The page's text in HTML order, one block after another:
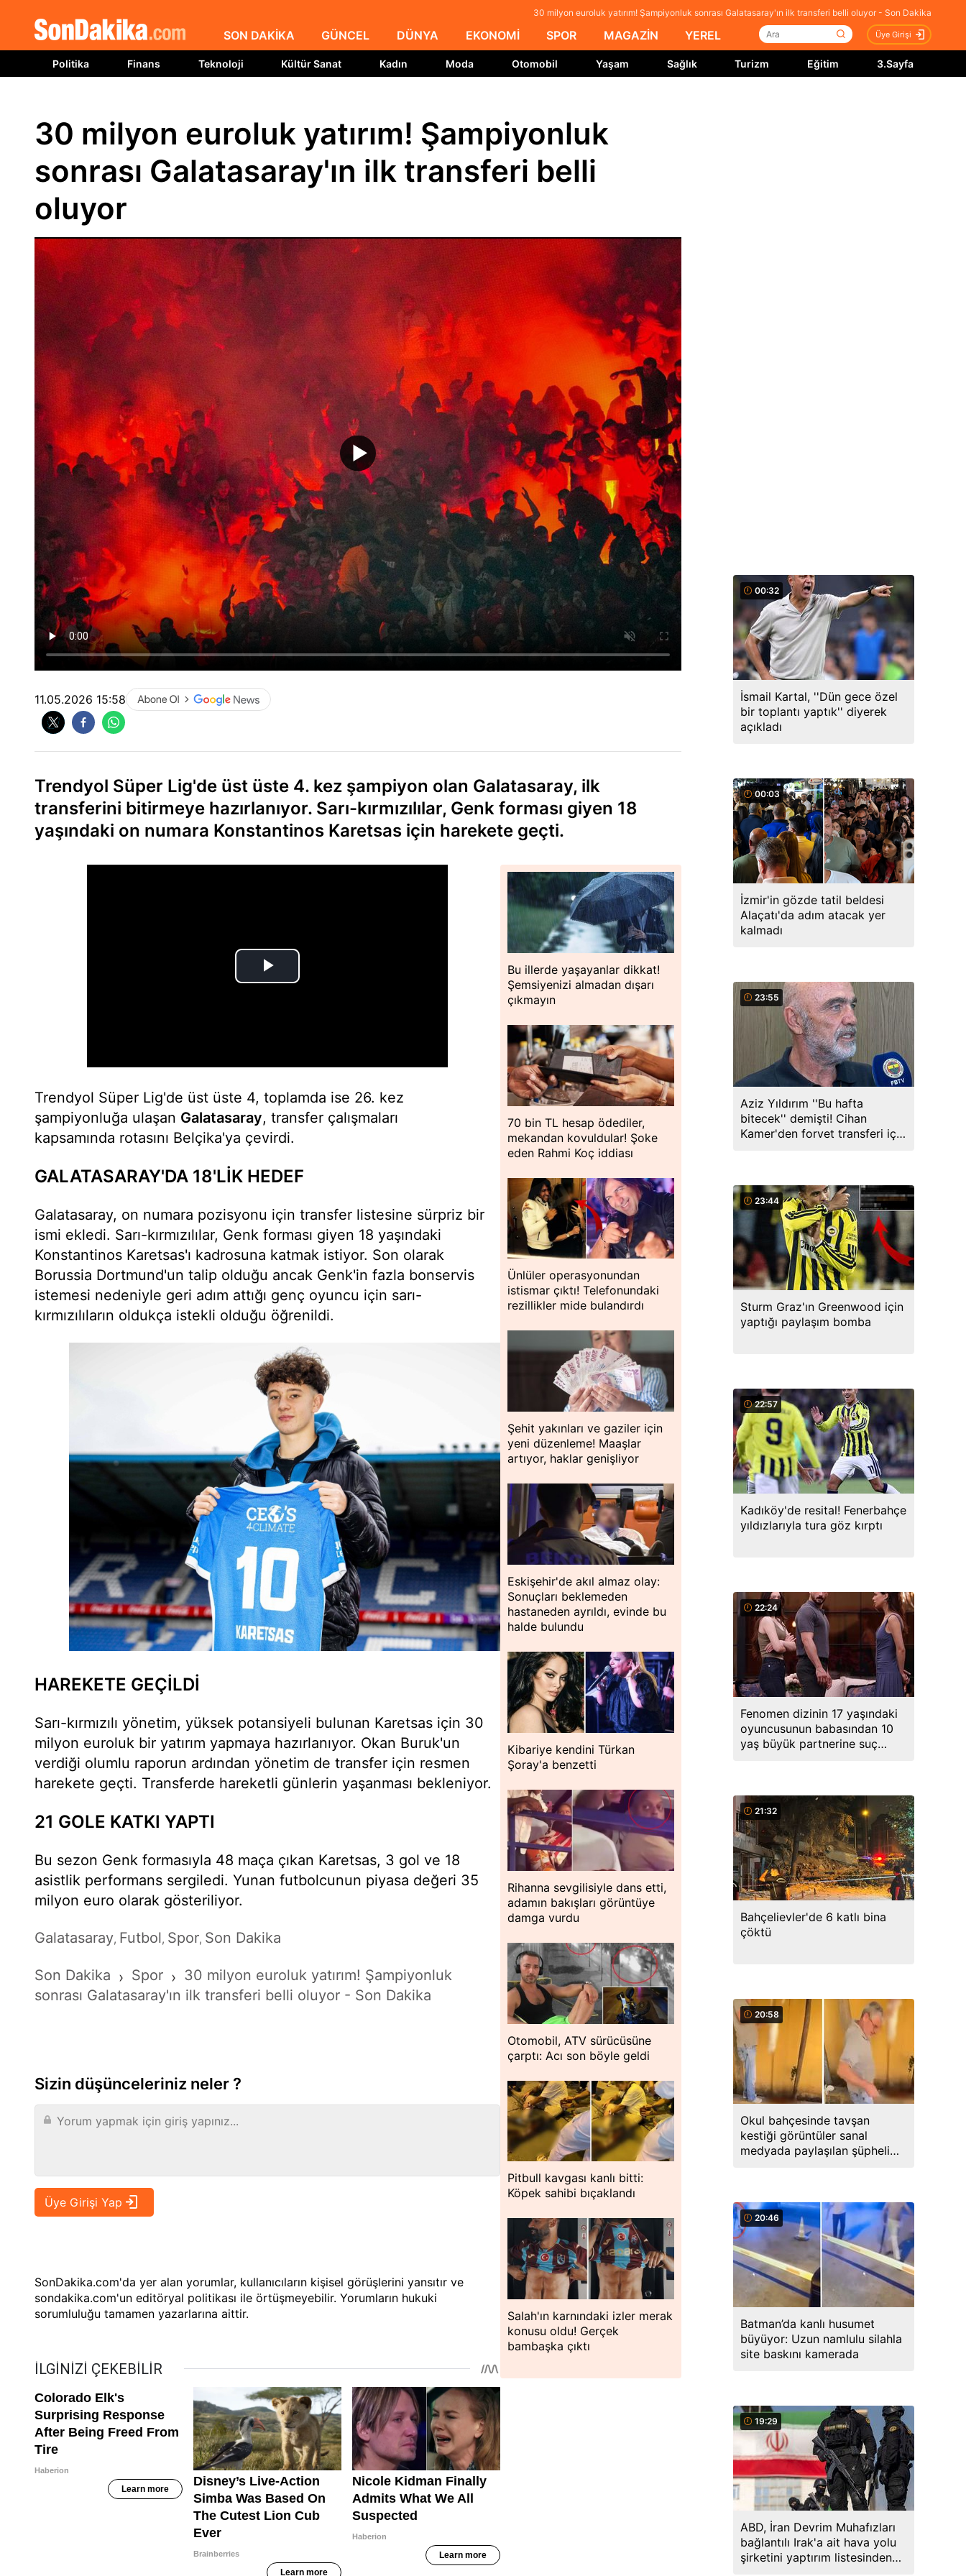
30 milyon euroluk yatırım! Şampiyonluk sonrası Galatasaray'ın ilk transferi belli oluyor - Son Dakika
SON DAKİKA GÜNCEL DÜNYA EKONOMİ SPOR MAGAZİN YEREL Üye Girişi
Politika Finans Teknoloji Kültür Sanat Kadın Moda Otomobil Yaşam Sağlık Turizm Eğitim 3.Sayfa
30 milyon euroluk yatırım! Şampiyonluk
sonrası Galatasaray'ın ilk transferi belli
oluyor
11.05.2026 15:58
Trendyol Süper Lig'de üst üste 4. kez şampiyon olan Galatasaray, ilk
transferini bitirmeye hazırlanıyor. Sarı-kırmızılılar, Genk forması giyen 18
yaşındaki on numara Konstantinos Karetsas için harekete geçti.
Trendyol Süper Lig'de üst üste 4, toplamda ise 26. kez
şampiyonluğa ulaşan Galatasaray, transfer çalışmaları
kapsamında rotasını Belçika'ya çevirdi.
GALATASARAY'DA 18'LİK HEDEF
Galatasaray, on numara pozisyonu için transfer listesine sürpriz bir
ismi ekledi. Sarı-kırmızılılar, Genk forması giyen 18 yaşındaki
Konstantinos Karetsas'ı kadrosuna katmak istiyor. Son olarak
Borussia Dortmund'un talip olduğu ancak Genk'in fazla bonservis
istemesi nedeniyle geri adım attığı genç oyuncu için sarı-
kırmızılıların oldukça istekli olduğu öğrenildi.
HAREKETE GEÇİLDİ
Sarı-kırmızılı yönetim, yüksek potansiyeli bulunan Karetsas için 30
milyon euroluk bir yatırım yapmaya hazırlanıyor. Okan Buruk'un
verdiği olumlu raporun ardından yönetim de transfer için resmen
harekete geçti. Transferde hareketli günlerin yaşanması bekleniyor.
21 GOLE KATKI YAPTI
Bu sezon Genk formasıyla 48 maça çıkan Karetsas, 3 gol ve 18
asistlik performans sergiledi. Yunan futbolcunun piyasa değeri 35
milyon euro olarak gösteriliyor.
Galatasaray, Futbol, Spor, Son Dakika
Son Dakika › Spor › 30 milyon euroluk yatırım! Şampiyonluk
sonrası Galatasaray'ın ilk transferi belli oluyor - Son Dakika
Sizin düşünceleriniz neler ?
SonDakika.com'da yer alan yorumlar, kullanıcıların kişisel görüşlerini yansıtır ve
sondakika.com'un editöryal politikası ile örtüşmeyebilir. Yorumların hukuki
sorumluluğu tamamen yazarlarına aittir.
Bu illerde yaşayanlar dikkat!
Şemsiyenizi almadan dışarı
çıkmayın
70 bin TL hesap ödediler,
mekandan kovuldular! Şoke
eden Rahmi Koç iddiası
Ünlüler operasyonundan
istismar çıktı! Telefonundaki
rezillikler mide bulandırdı
Şehit yakınları ve gaziler için
yeni düzenleme! Maaşlar
artıyor, haklar genişliyor
Eskişehir'de akıl almaz olay:
Sonuçları beklemeden
hastaneden ayrıldı, evinde bu
halde bulundu
Kibariye kendini Türkan
Şoray'a benzetti
Rihanna sevgilisiyle dans etti,
adamın bakışları görüntüye
damga vurdu
Otomobil, ATV sürücüsüne
çarptı: Acı son böyle geldi
Pitbull kavgası kanlı bitti:
Köpek sahibi bıçaklandı
Salah'ın karnındaki izler merak
konusu oldu! Gerçek
bambaşka çıktı
00:32
İsmail Kartal, ''Dün gece özel
bir toplantı yaptık'' diyerek
açıkladı
00:03
İzmir'in gözde tatil beldesi
Alaçatı'da adım atacak yer
kalmadı
23:55
Aziz Yıldırım ''Bu hafta
bitecek'' demişti! Cihan
Kamer'den forvet transferi için
23:44
Sturm Graz'ın Greenwood için
yaptığı paylaşım bomba
22:57
Kadıköy'de resital! Fenerbahçe
yıldızlarıyla tura göz kırptı
22:24
Fenomen dizinin 17 yaşındaki
oyuncusunun babasından 10
yaş büyük partnerine suç
21:32
Bahçelievler'de 6 katlı bina
çöktü
20:58
Okul bahçesinde tavşan
kestiği görüntüler sanal
medyada paylaşılan şüpheli
20:46
Batman’da kanlı husumet
büyüyor: Uzun namlulu silahla
site baskını kamerada
19:29
ABD, İran Devrim Muhafızları
bağlantılı Irak'a ait hava yolu
şirketini yaptırım listesinden